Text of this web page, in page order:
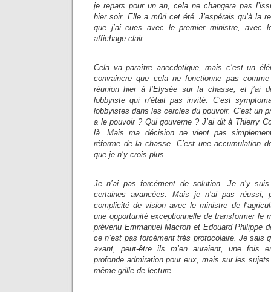
je repars pour un an, cela ne changera pas
hier soir. Elle a mûri cet été. J’espérais qu’à la
que j’ai eues avec le premier ministre, avec
affichage clair.
Cela va paraître anecdotique, mais c’est un
convaincre que cela ne fonctionne pas
réunion hier à l’Elysée sur la chasse, et j’ai
lobbyiste qui n’était pas invité. C’est
lobbyistes dans les cercles du pouvoir. C’est un
a le pouvoir ? Qui gouverne ? J’ai dit à Thierry
là. Mais ma décision ne vient pas
réforme de la chasse. C’est une accumulation
que je n’y crois plus.
Je n’ai pas forcément de solution. Je n’y
certaines avancées. Mais je n’ai pas réussi,
complicité de vision avec le ministre de
une opportunité exceptionnelle de transformer le
prévenu Emmanuel Macron et Edouard Philippe
ce n’est pas forcément très protocolaire. Je sais
avant, peut-être ils m’en auraient, une fois
profonde admiration pour eux, mais sur les
même grille de lecture.